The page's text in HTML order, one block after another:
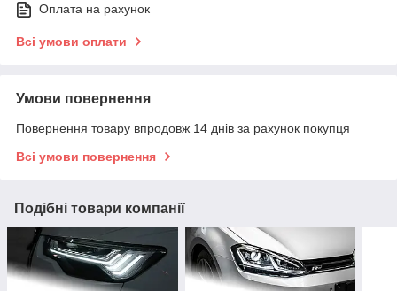
Оплата на рахунок
Всі умови оплати
Умови повернення
Повернення товару впродовж 14 днів за рахунок покупця
Всі умови повернення
Подібні товари компанії